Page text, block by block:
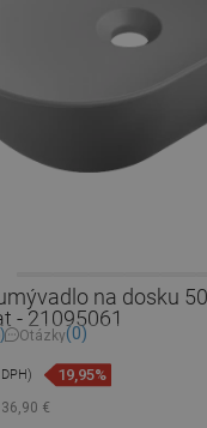
na dosku
- 21095061
Otázky(0)
€
19,95%